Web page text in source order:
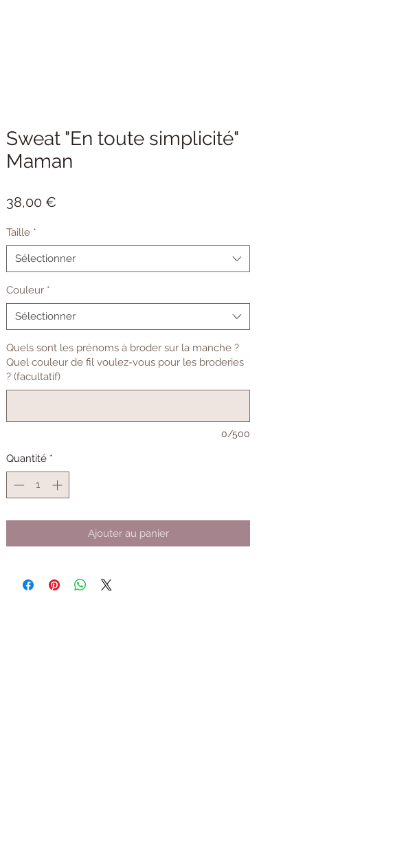
Sweat "En toute simplicité"
Maman
38,00 €
Taille *
Sélectionner
Couleur *
Sélectionner
Quels sont les prénoms à broder sur la manche ?
Quel couleur de fil voulez-vous pour les broderies
? (facultatif)
0/500
Quantité *
Ajouter au panier